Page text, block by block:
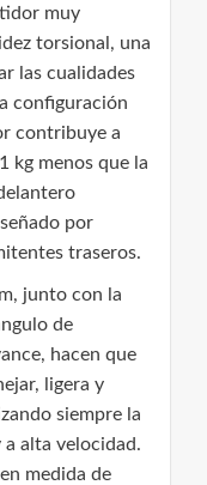
muy
torsional, una
las cualidades
configuración
contribuye a
kg menos que la
por
traseros.
junto con la
de
hacen que
ligera y
siempre la
a alta velocidad.
medida de